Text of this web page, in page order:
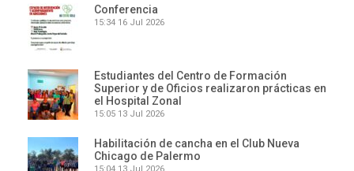
Conferencia
15:34 16 Jul 2026
Estudiantes del Centro de Formación
Superior y de Oficios realizaron prácticas en
el Hospital Zonal
15:05 13 Jul 2026
Habilitación de cancha en el Club Nueva
Chicago de Palermo